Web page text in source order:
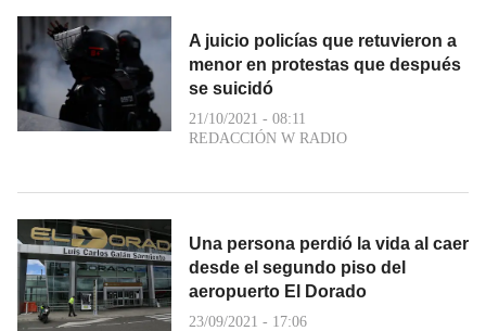
A juicio policías que retuvieron a
menor en protestas que después
se suicidó
21/10/2021 - 08:11
REDACCIÓN W RADIO
Una persona perdió la vida al caer
desde el segundo piso del
aeropuerto El Dorado
23/09/2021 - 17:06